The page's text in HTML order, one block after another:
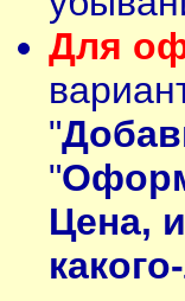
Для
"
"
Цена,